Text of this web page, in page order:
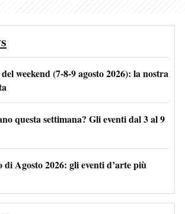
weekend (7-8-9 agosto 2026): la nostra
questa settimana? Gli eventi dal 3 al 9
Agosto 2026: gli eventi d’arte più